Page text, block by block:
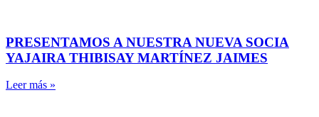
PRESENTAMOS A NUESTRA NUEVA SOCIA
YAJAIRA THIBISAY MARTÍNEZ JAIMES
Leer más »